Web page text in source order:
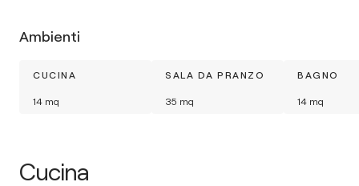
Ambienti
CUCINA
14 mq
SALA DA PRANZO
35 mq
BAGNO
14 mq
Cucina